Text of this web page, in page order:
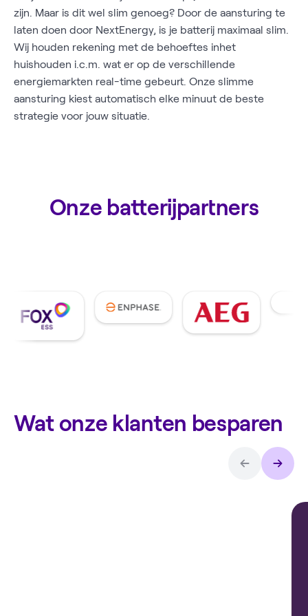
zijn. Maar is dit wel slim genoeg? Door de aansturing te
laten doen door NextEnergy, is je batterij maximaal slim.
Wij houden rekening met de behoeftes inhet
huishouden i.c.m. wat er op de verschillende
energiemarkten real-time gebeurt. Onze slimme
aansturing kiest automatisch elke minuut de beste
strategie voor jouw situatie.
Onze batterijpartners
Wat onze klanten besparen